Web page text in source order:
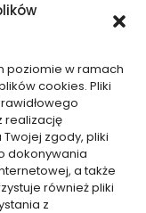
poziomie w ramach
cookies. Pliki
realizację
zgody, pliki
dokonywania
a także
również pliki
z